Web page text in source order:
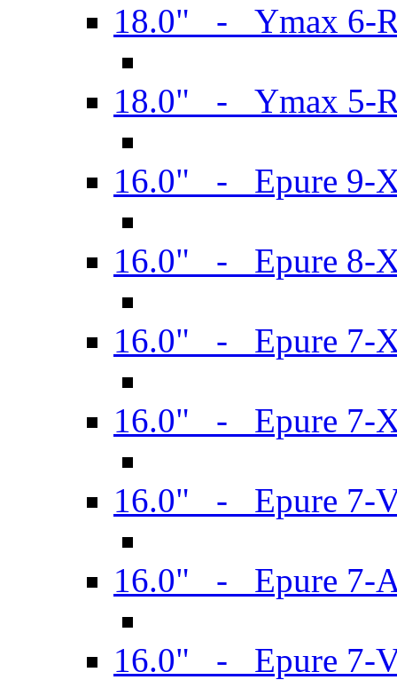
18.0" - Ymax 6-
18.0" - Ymax 5-
16.0" - Epure 9-
16.0" - Epure 8-
16.0" - Epure 7-
16.0" - Epure 7-
16.0" - Epure 7-
16.0" - Epure 7-
16.0" - Epure 7-